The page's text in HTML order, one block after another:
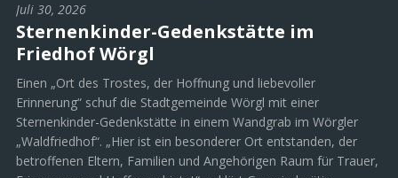
Juli 30, 2026
Sternenkinder-Gedenkstätte im
Friedhof Wörgl
Einen „Ort des Trostes, der Hoffnung und liebevoller
Erinnerung“ schuf die Stadtgemeinde Wörgl mit einer
Sternenkinder-Gedenkstätte in einem Wandgrab im Wörgler
„Waldfriedhof“. „Hier ist ein besonderer Ort entstanden, der
betroffenen Eltern, Familien und Angehörigen Raum für Trauer,